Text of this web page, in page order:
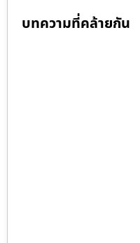
บทความที่คล้ายกัน